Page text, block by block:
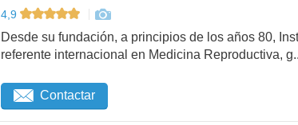
4,9
Desde su fundación, a principios de los años 80,
referente internacional en Medicina Reproductiva,
Contactar